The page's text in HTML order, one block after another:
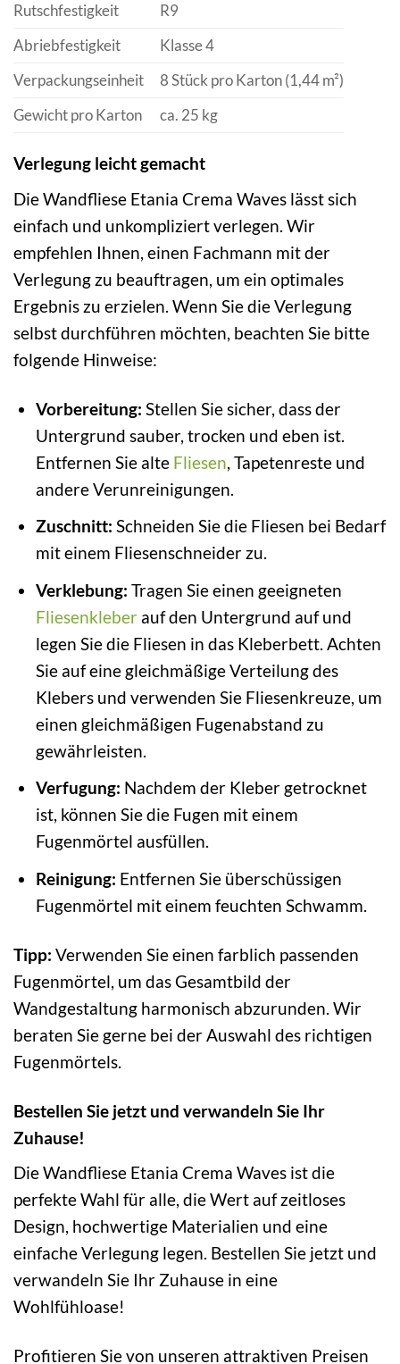
Rutschfestigkeit
R9
Abriebfestigkeit
Klasse 4
Verpackungseinheit
8 Stück pro Karton (1,44 m²)
Gewicht pro Karton
ca. 25 kg
Verlegung leicht gemacht
Die Wandfliese Etania Crema Waves lässt sich
einfach und unkompliziert verlegen. Wir
empfehlen Ihnen, einen Fachmann mit der
Verlegung zu beauftragen, um ein optimales
Ergebnis zu erzielen. Wenn Sie die Verlegung
selbst durchführen möchten, beachten Sie bitte
folgende Hinweise:
Vorbereitung: Stellen Sie sicher, dass der
Untergrund sauber, trocken und eben ist.
Entfernen Sie alte Fliesen, Tapetenreste und
andere Verunreinigungen.
Zuschnitt: Schneiden Sie die Fliesen bei Bedarf
mit einem Fliesenschneider zu.
Verklebung: Tragen Sie einen geeigneten
Fliesenkleberauf den Untergrund auf und
legen Sie die Fliesen in das Kleberbett. Achten
Sie auf eine gleichmäßige Verteilung des
Klebers und verwenden Sie Fliesenkreuze, um
einen gleichmäßigen Fugenabstand zu
gewährleisten.
Verfugung: Nachdem der Kleber getrocknet
ist, können Sie die Fugen mit einem
Fugenmörtel ausfüllen.
Reinigung: Entfernen Sie überschüssigen
Fugenmörtel mit einem feuchten Schwamm.
Tipp: Verwenden Sie einen farblich passenden
Fugenmörtel, um das Gesamtbild der
Wandgestaltung harmonisch abzurunden. Wir
beraten Sie gerne bei der Auswahl des richtigen
Fugenmörtels.
Bestellen Sie jetzt und verwandeln Sie Ihr
Zuhause!
Die Wandfliese Etania Crema Waves ist die
perfekte Wahl für alle, die Wert auf zeitloses
Design, hochwertige Materialien und eine
einfache Verlegung legen. Bestellen Sie jetzt und
verwandeln Sie Ihr Zuhause in eine
Wohlfühloase!
Profitieren Sie von unseren attraktiven Preisen